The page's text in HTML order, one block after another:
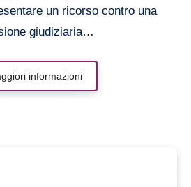
un ricorso contro una
giudiziaria…
informazioni